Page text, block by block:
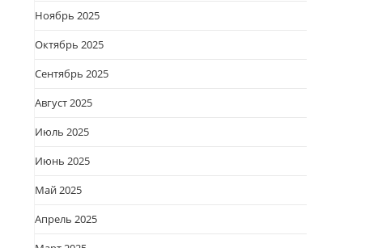
Ноябрь 2025
Октябрь 2025
Сентябрь 2025
Август 2025
Июль 2025
Июнь 2025
Май 2025
Апрель 2025